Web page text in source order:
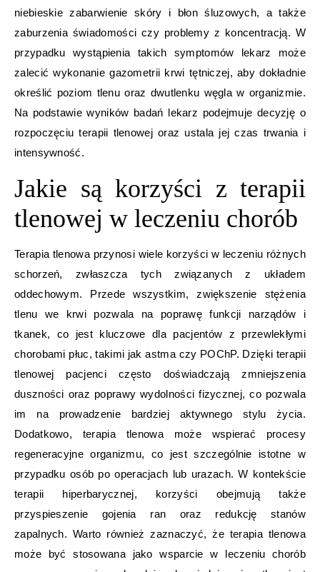
niebieskie zabarwienie skóry i błon śluzowych, a także
zaburzenia świadomości czy problemy z koncentracją. W
przypadku wystąpienia takich symptomów lekarz może
zalecić wykonanie gazometrii krwi tętniczej, aby dokładnie
określić poziom tlenu oraz dwutlenku węgla w organizmie.
Na podstawie wyników badań lekarz podejmuje decyzję o
rozpoczęciu terapii tlenowej oraz ustala jej czas trwania i
intensywność.
Jakie są korzyści z terapii
tlenowej w leczeniu chorób
Terapia tlenowa przynosi wiele korzyści w leczeniu różnych
schorzeń, zwłaszcza tych związanych z układem
oddechowym. Przede wszystkim, zwiększenie stężenia
tlenu we krwi pozwala na poprawę funkcji narządów i
tkanek, co jest kluczowe dla pacjentów z przewlekłymi
chorobami płuc, takimi jak astma czy POChP. Dzięki terapii
tlenowej pacjenci często doświadczają zmniejszenia
duszności oraz poprawy wydolności fizycznej, co pozwala
im na prowadzenie bardziej aktywnego stylu życia.
Dodatkowo, terapia tlenowa może wspierać procesy
regeneracyjne organizmu, co jest szczególnie istotne w
przypadku osób po operacjach lub urazach. W kontekście
terapii hiperbarycznej, korzyści obejmują także
przyspieszenie gojenia ran oraz redukcję stanów
zapalnych. Warto również zaznaczyć, że terapia tlenowa
może być stosowana jako wsparcie w leczeniu chorób